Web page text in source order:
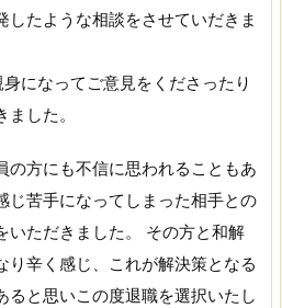
したような相談をさせていだきま
になってご意見をくださったり
した。
の方にも不信に思われることもあ
じ苦手になってしまった相手との
いただきました。 その方と和解
り辛く感じ、これが解決策となる
ると思いこの度退職を選択いたし